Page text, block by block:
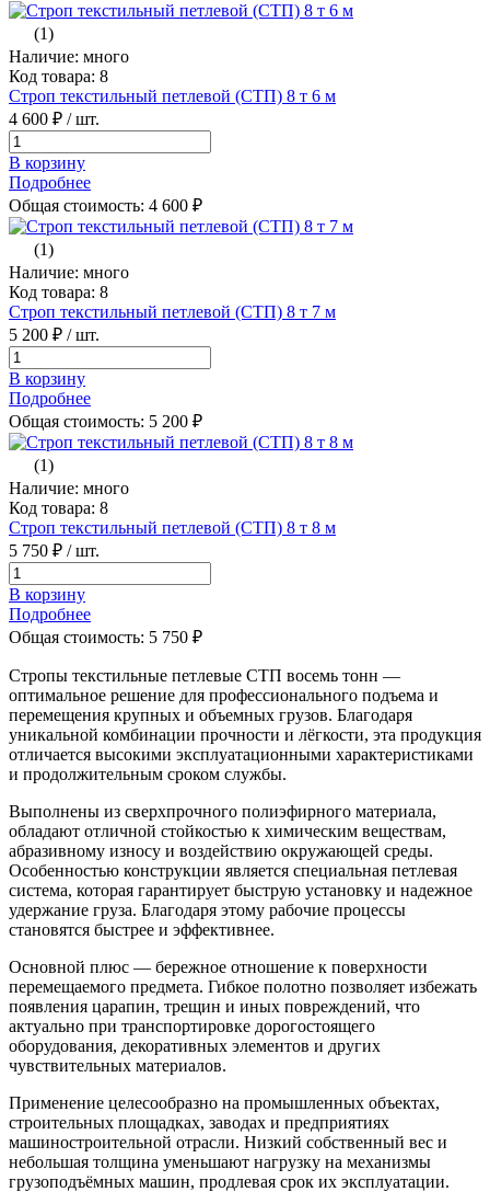
(1)
Наличие: много
Код товара: 8
Строп текстильный петлевой (СТП) 8 т 6 м
4 600 ₽ / шт.
В корзину
Подробнее
Общая стоимость: 4 600 ₽
(1)
Наличие: много
Код товара: 8
Строп текстильный петлевой (СТП) 8 т 7 м
5 200 ₽ / шт.
В корзину
Подробнее
Общая стоимость: 5 200 ₽
(1)
Наличие: много
Код товара: 8
Строп текстильный петлевой (СТП) 8 т 8 м
5 750 ₽ / шт.
В корзину
Подробнее
Общая стоимость: 5 750 ₽
Стропы текстильные петлевые СТП восемь тонн —
оптимальное решение для профессионального подъема и
перемещения крупных и объемных грузов. Благодаря
уникальной комбинации прочности и лёгкости, эта продукция
отличается высокими эксплуатационными характеристиками
и продолжительным сроком службы.
Выполнены из сверхпрочного полиэфирного материала,
обладают отличной стойкостью к химическим веществам,
абразивному износу и воздействию окружающей среды.
Особенностью конструкции является специальная петлевая
система, которая гарантирует быструю установку и надежное
удержание груза. Благодаря этому рабочие процессы
становятся быстрее и эффективнее.
Основной плюс — бережное отношение к поверхности
перемещаемого предмета. Гибкое полотно позволяет избежать
появления царапин, трещин и иных повреждений, что
актуально при транспортировке дорогостоящего
оборудования, декоративных элементов и других
чувствительных материалов.
Применение целесообразно на промышленных объектах,
строительных площадках, заводах и предприятиях
машиностроительной отрасли. Низкий собственный вес и
небольшая толщина уменьшают нагрузку на механизмы
грузоподъёмных машин, продлевая срок их эксплуатации.